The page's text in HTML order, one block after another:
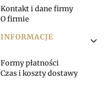
Kontakt i dane firmy
O firmie
INFORMACJE
Formy płatności
Czas i koszty dostawy